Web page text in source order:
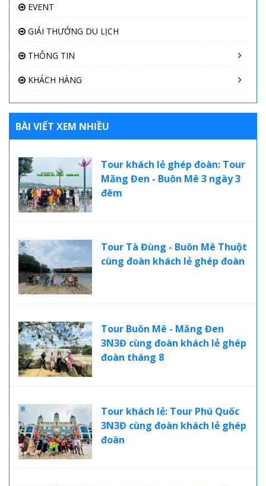
EVENT
GIẢI THƯỞNG DU LỊCH
THÔNG TIN
KHÁCH HÀNG
BÀI VIẾT XEM NHIỀU
Tour khách lẻ ghép đoàn: Tour
Măng Đen - Buôn Mê 3 ngày 3
đêm
Tour Tà Đùng - Buôn Mê Thuột
cùng đoàn khách lẻ ghép đoàn
Tour Buôn Mê - Măng Đen
3N3Đ cùng đoàn khách lẻ ghép
đoàn tháng 8
Tour khách lẻ: Tour Phú Quốc
3N3Đ cùng đoàn khách lẻ ghép
đoàn